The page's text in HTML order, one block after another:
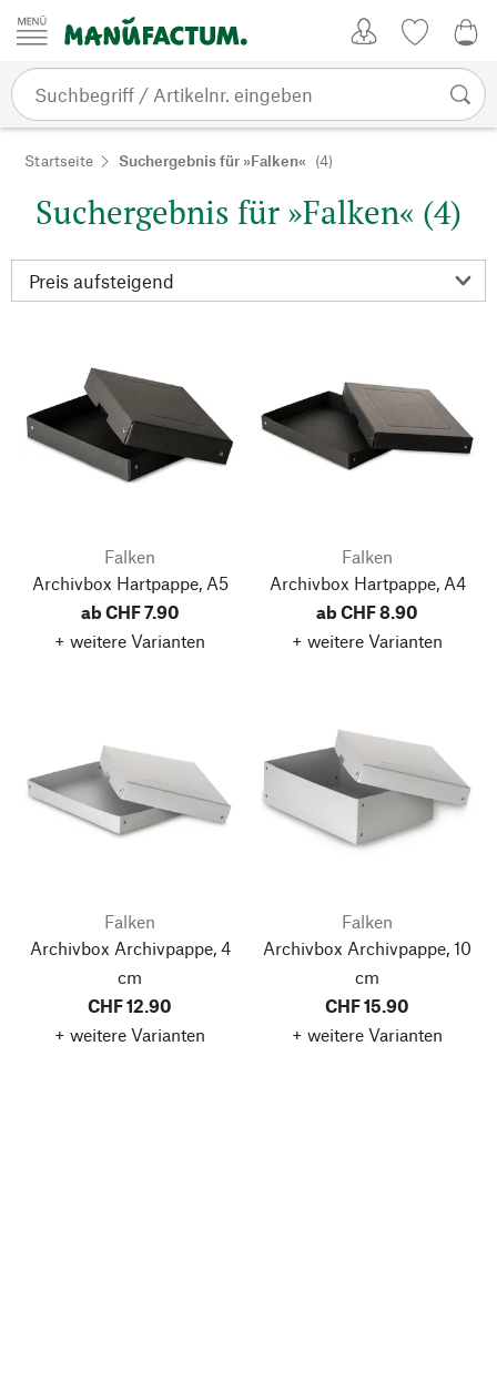
Zum Inhalt springen
Startseite Suchergebnis für »Falken« (4)
Suchergebnis für »Falken« (4)
Falken
Archivbox Hartpappe, A5
ab CHF 7.90
+ weitere Varianten
Falken
Archivbox Hartpappe, A4
ab CHF 8.90
+ weitere Varianten
Falken
Archivbox Archivpappe, 4
cm
CHF 12.90
+ weitere Varianten
Falken
Archivbox Archivpappe, 10
cm
CHF 15.90
+ weitere Varianten